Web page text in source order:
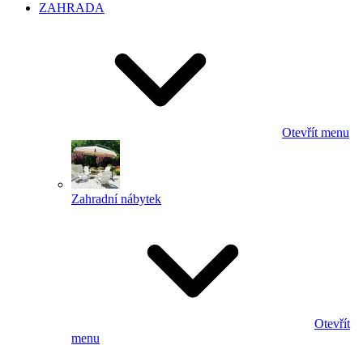
ZAHRADA
Otevřít menu
Zahradní nábytek
Otevřít
menu